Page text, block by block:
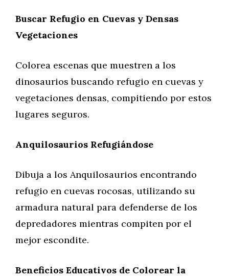
Buscar Refugio en Cuevas y Densas
Vegetaciones
Colorea escenas que muestren a los
dinosaurios buscando refugio en cuevas y
vegetaciones densas, compitiendo por estos
lugares seguros.
Anquilosaurios Refugiándose
Dibuja a los Anquilosaurios encontrando
refugio en cuevas rocosas, utilizando su
armadura natural para defenderse de los
depredadores mientras compiten por el
mejor escondite.
Beneficios Educativos de Colorear la